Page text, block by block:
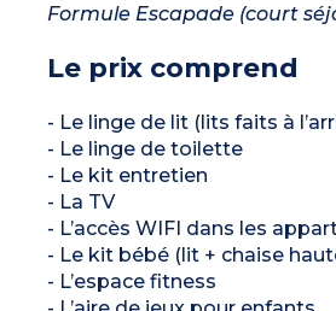
Formule Escapade (court
Le prix comprend
- Le linge de lit (lits faits à
- Le linge de toilette
- Le kit entretien
- La TV
- L’accès WIFI dans les
- Le kit bébé (lit + chaise
- L’espace fitness